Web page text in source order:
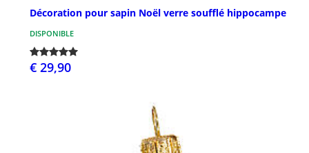
Décoration pour sapin Noël verre soufflé hippocampe
DISPONIBLE
€ 29,90